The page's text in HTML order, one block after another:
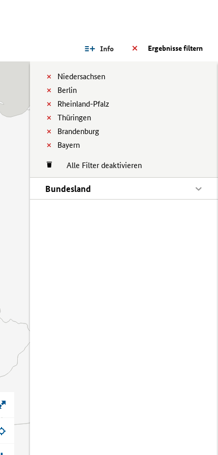
Ergebnisse filtern
Info
Niedersachsen
Berlin
Rheinland-Pfalz
Thüringen
Brandenburg
Bayern
Alle Filter deaktivieren
Bundesland